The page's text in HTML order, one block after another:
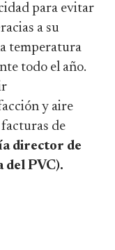
para evitar
a su
temperatura
todo el año.
y aire
de
director de
PVC).